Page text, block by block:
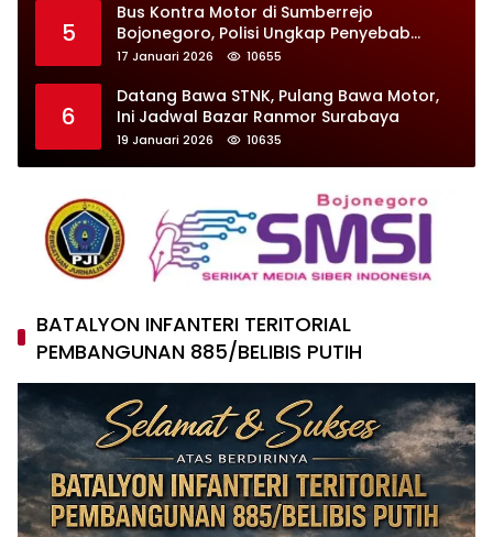
5
Bus Kontra Motor di Sumberrejo
Bojonegoro, Polisi Ungkap Penyebab
Kecelakaan
17 Januari 2026 10655
6
Datang Bawa STNK, Pulang Bawa Motor,
Ini Jadwal Bazar Ranmor Surabaya
19 Januari 2026 10635
BATALYON INFANTERI TERITORIAL
PEMBANGUNAN 885/BELIBIS PUTIH